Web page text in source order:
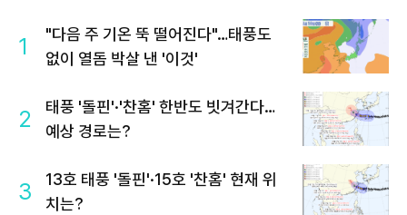
1
"다음 주 기온 뚝 떨어진다"…태풍도
없이 열돔 박살 낸 '이것'
2
태풍 '돌핀'·'찬홈' 한반도 빗겨간다…
예상 경로는?
3
13호 태풍 '돌핀'·15호 '찬홈' 현재 위
치는?